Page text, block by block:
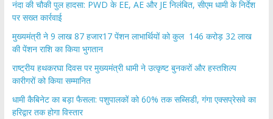
नंदा की चौकी पुल हादसा: PWD के EE, AE और JE निलंबित, सीएम धामी के निर्देश
पर सख्त कार्रवाई
मुख्यमंत्री ने 9 लाख 87 हजार17 पेंशन लाभार्थियों को कुल 146 करोड़ 32 लाख
की पेंशन राशि का किया भुगतान
राष्ट्रीय हथकरघा दिवस पर मुख्यमंत्री धामी ने उत्कृष्ट बुनकरों और हस्तशिल्प
कारीगरों को किया सम्मानित
​धामी कैबिनेट का बड़ा फैसला: पशुपालकों को 60% तक सब्सिडी, गंगा एक्सप्रेसवे का
हरिद्वार तक होगा विस्तार